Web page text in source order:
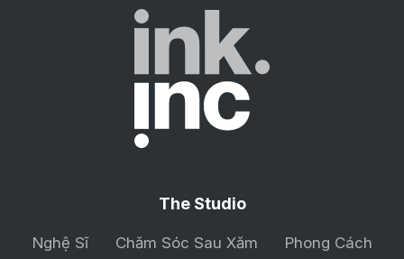
The Studio
Nghệ Sĩ Chăm Sóc Sau Xăm
Phong Cách